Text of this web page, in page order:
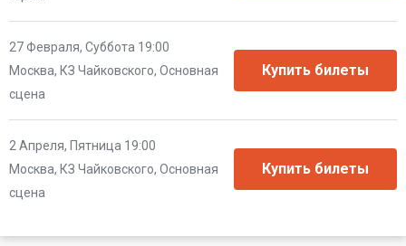
27 Февраля, Суббота 19:00
Москва, КЗ Чайковского, Основная
сцена
2 Апреля, Пятница 19:00
Москва, КЗ Чайковского, Основная
сцена